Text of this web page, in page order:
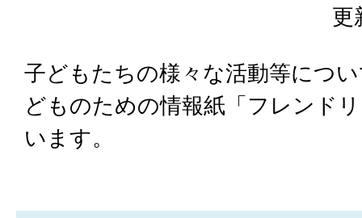
更
子どもたちの様々な活動等につ
どものための情報紙「フレンド
います。